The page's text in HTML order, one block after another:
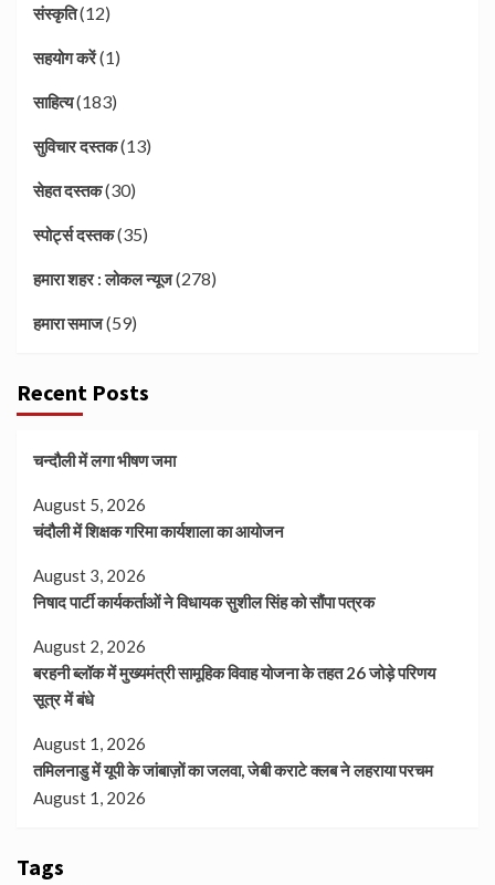
संस्कृति(12)
सहयोग करें(1)
साहित्य(183)
सुविचार दस्तक(13)
सेहत दस्तक(30)
स्पोर्ट्स दस्तक(35)
हमारा शहर : लोकल न्यूज(278)
हमारा समाज(59)
Recent Posts
चन्दौली में लगा भीषण जमा
August 5, 2026
चंदौली में शिक्षक गरिमा कार्यशाला का आयोजन
August 3, 2026
निषाद पार्टी कार्यकर्ताओं ने विधायक सुशील सिंह को सौंपा पत्रक
August 2, 2026
बरहनी ब्लॉक में मुख्यमंत्री सामूहिक विवाह योजना के तहत 26 जोड़े परिणय
सूत्र में बंधे
August 1, 2026
तमिलनाडु में यूपी के जांबाज़ों का जलवा, जेबी कराटे क्लब ने लहराया परचम
August 1, 2026
Tags